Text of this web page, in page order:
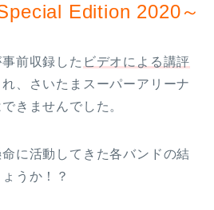
Edition 2020～
前収録した ビデオによる講評
、さいたまスーパーアリーナ
きませんでした。
に活動してきた各バンドの結
うか！？